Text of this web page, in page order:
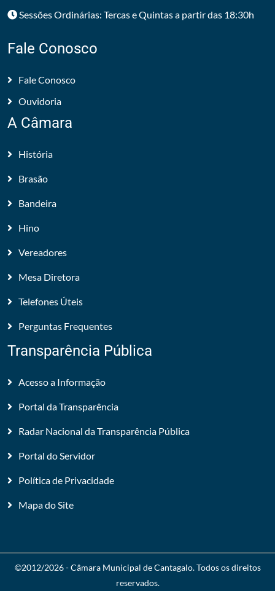
Sessões Ordinárias: Tercas e Quintas a partir das 18:30h
Fale Conosco
Fale Conosco
Ouvidoria
A Câmara
História
Brasão
Bandeira
Hino
Vereadores
Mesa Diretora
Telefones Úteis
Perguntas Frequentes
Transparência Pública
Acesso a Informação
Portal da Transparência
Radar Nacional da Transparência Pública
Portal do Servidor
Política de Privacidade
Mapa do Site
©2012/2026 -Câmara Municipal de Cantagalo. Todos os direitos
reservados.